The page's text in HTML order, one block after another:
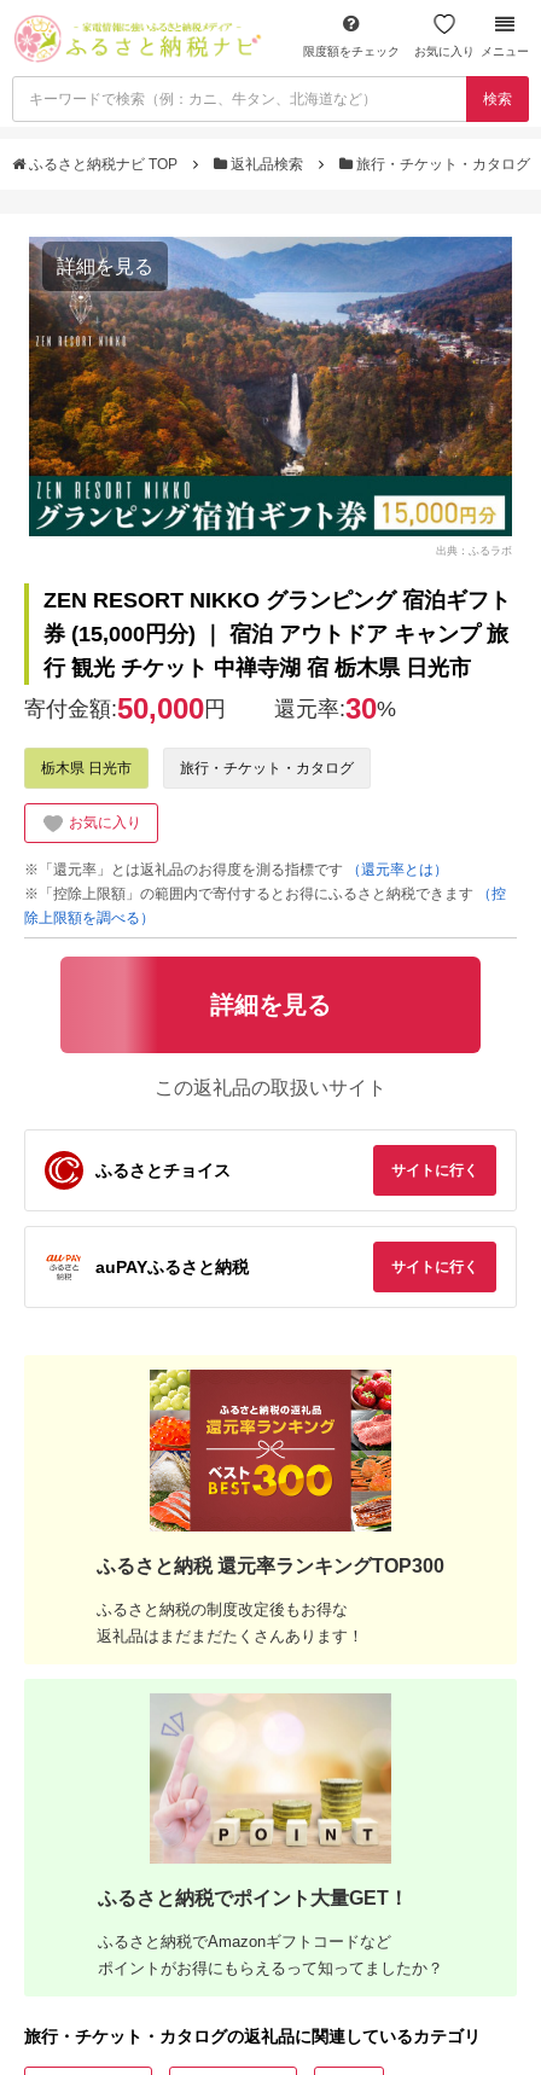
限度額をチェック お気に入り メニュー
検索
ふるさと納税ナビ TOP 返礼品検索 旅行・チケット・カタログ
詳細を見る
出典：ふるラボ
ZEN RESORT NIKKO グランピング 宿泊ギフト
券 (15,000円分) ｜ 宿泊 アウトドア キャンプ 旅
行 観光 チケット 中禅寺湖 宿 栃木県 日光市
寄付金額:50,000円 還元率:30%
栃木県 日光市 旅行・チケット・カタログ
お気に入り
※「還元率」とは返礼品のお得度を測る指標です
（還元率とは）
※「控除上限額」の範囲内で寄付するとお得にふるさと納税できます
（控
除上限額を調べる）
詳細を見る
この返礼品の取扱いサイト
ふるさとチョイス サイトに行く
auPAYふるさと納税 サイトに行く
ふるさと納税 還元率ランキングTOP300
ふるさと納税の制度改定後もお得な
返礼品はまだまだたくさんあります！
ふるさと納税でポイント大量GET！
ふるさと納税でAmazonギフトコードなど
ポイントがお得にもらえるって知ってましたか？
旅行・チケット・カタログの返礼品に関連しているカテゴリ